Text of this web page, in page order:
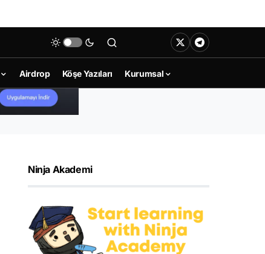
Airdrop Köşe Yazıları Kurumsal
Ninja Akademi